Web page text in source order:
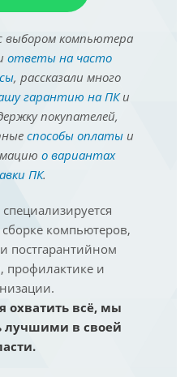
выбором компьютера
ответы на часто
, рассказали много
гарантию на ПКи
покупателей,
способы оплатыи
о вариантах
ПК.
компьютеров,
постгарантийном
профилактике и
охватить всё, мы
лучшими в своей